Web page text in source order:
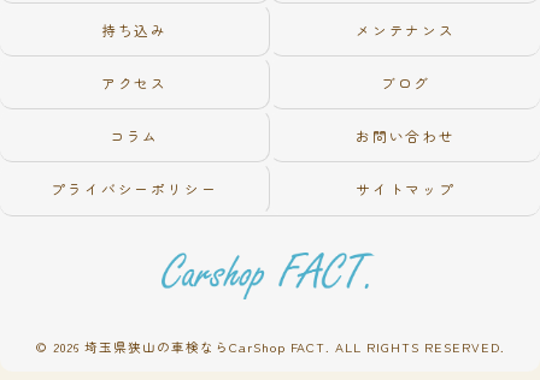
持ち込み メンテナンス
アクセス ブログ
コラム お問い合わせ
プライバシーポリシー サイトマップ
© 2026 埼玉県狭山の車検ならCarShop FACT. ALL RIGHTS RESERVED.